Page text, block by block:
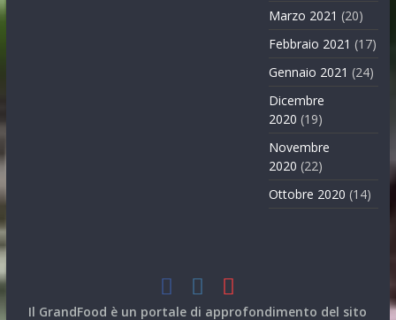
Marzo 2021 (20)
Febbraio 2021 (17)
Gennaio 2021 (24)
Dicembre
2020 (19)
Novembre
2020 (22)
Ottobre 2020 (14)
Il GrandFood è un portale di approfondimento del sito